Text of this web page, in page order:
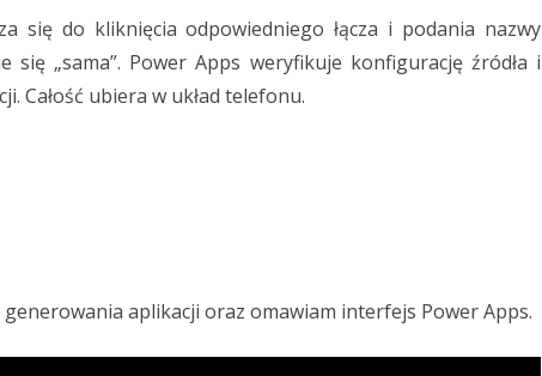
po
Power
Apps
się do kliknięcia odpowiedniego łącza i podania nazwy
się „sama”. Power Apps weryfikuje konfigurację źródła i
Całość ubiera w układ telefonu.
generowania aplikacji oraz omawiam interfejs Power Apps.